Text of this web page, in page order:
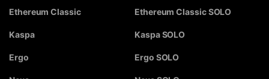
Ethereum Classic
Kaspa
Ergo
Ethereum Classic SOLO
Kaspa SOLO
Ergo SOLO